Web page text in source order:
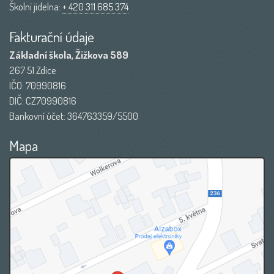
Školní jídelna:+ 420 311 685 374
Fakturační údaje
Základní škola, Žižkova 589
267 51 Zdice
IČO: 70990816
DIČ: CZ70990816
Bankovní účet: 364763359/5500
Mapa